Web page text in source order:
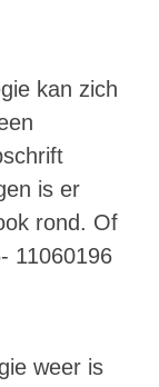
kan zich
is er
rond. Of
11060196
weer is